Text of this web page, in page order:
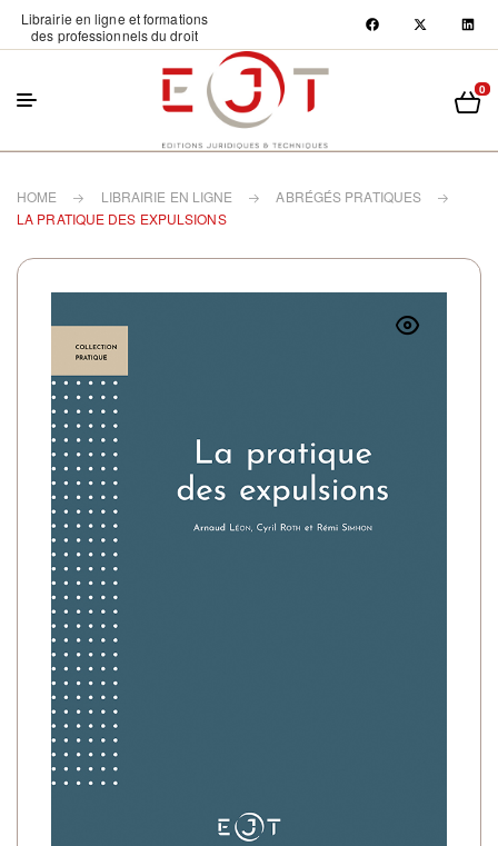
Librairie en ligne et formations
des professionnels du droit
0
HOME LIBRAIRIE EN LIGNE
ABRÉGÉS PRATIQUES
LA PRATIQUE DES EXPULSIONS